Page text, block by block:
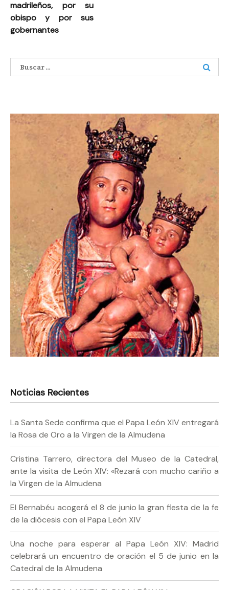
madrileños, por su
obispo y por sus
gobernantes
Buscar:
Noticias Recientes
La Santa Sede confirma que el Papa León XIV entregará
la Rosa de Oro a la Virgen de la Almudena
Cristina Tarrero, directora del Museo de la Catedral,
ante la visita de León XIV: «Rezará con mucho cariño a
la Virgen de la Almudena
El Bernabéu acogerá el 8 de junio la gran fiesta de la fe
de la diócesis con el Papa León XIV
Una noche para esperar al Papa León XIV: Madrid
celebrará un encuentro de oración el 5 de junio en la
Catedral de la Almudena